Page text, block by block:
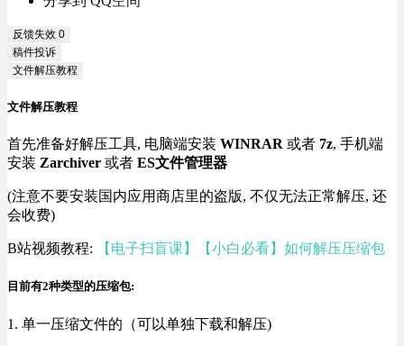
反馈失效 0
稿件投诉
文件解压教程
文件解压教程
首先准备好解压工具, 电脑端安装 WINRAR 或者 7z, 手机端
安装 Zarchiver 或者 ES文件管理器
(注意不要安装国内应用商店里的盗版, 不仅无法正常解压, 还
会收费)
B站视频教程: 【电子扫盲课】【小白必看】如何解压压缩包
目前有2种类型的压缩包:
1. 单一压缩文件的（可以单独下载和解压)